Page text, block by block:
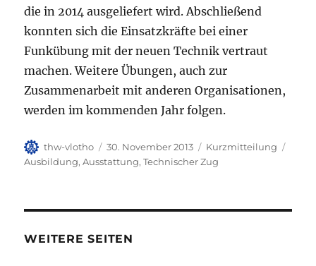
die in 2014 ausgeliefert wird. Abschließend
konnten sich die Einsatzkräfte bei einer
Funkübung mit der neuen Technik vertraut
machen. Weitere Übungen, auch zur
Zusammenarbeit mit anderen Organisationen,
werden im kommenden Jahr folgen.
Autor
thw-vlotho
Veröffentlicht
am
30. November 2013 Format
Kurzmitteilung
Ausbildung,Ausstattung,Technischer Zug
WEITERE SEITEN